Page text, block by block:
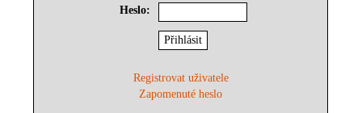
Heslo:
Registrovat uživatele
Zapomenuté heslo